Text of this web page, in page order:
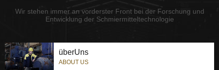
Wir stehen immer an vorderster Front bei der Forschung und
Entwicklung der Schmiermitteltechnologie
überUns
ABOUT US